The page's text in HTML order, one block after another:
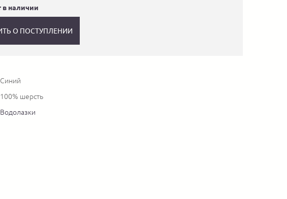
в наличии
О ПОСТУПЛЕНИИ
Синий
100% шерсть
Водолазки